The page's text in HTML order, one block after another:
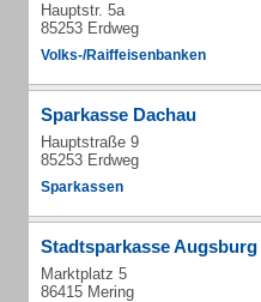
Hauptstr. 5a
85253 Erdweg
Volks-/Raiffeisenbanken
Sparkasse Dachau
Hauptstraße 9
85253 Erdweg
Sparkassen
Stadtsparkasse Augsburg
Marktplatz 5
86415 Mering